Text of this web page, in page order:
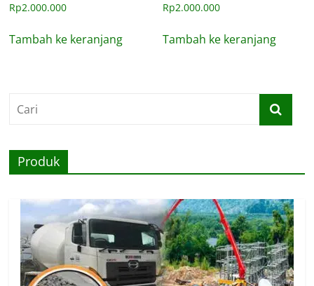
Rp2.000.000
Tambah ke keranjang
Rp2.000.000
Tambah ke keranjang
Produk